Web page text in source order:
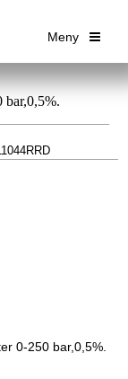
Meny
bar,0,5%.
0-250 bar,0,5%.